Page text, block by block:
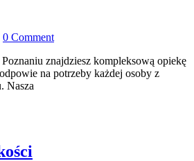
0 Comment
znajdziesz kompleksową opiekę
na potrzeby każdej osoby z
Nasza